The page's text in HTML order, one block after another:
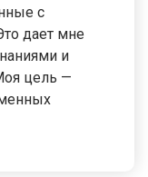
с
дает мне
и
цель —